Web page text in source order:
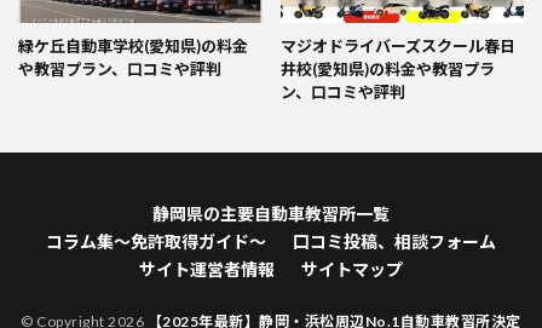
緑ケ丘自動車学校(愛知県)の料金
や教習プラン、口コミや評判
マジオドライバーズスクール春日
井校(愛知県)の料金や教習プラ
ン、口コミや評判
静岡県の主要自動車教習所一覧
コラム集～免許取得ガイド～
口コミ投稿、相談フォーム
サイト運営者情報
サイトマップ
© Copyright 2026 【2025年最新】静岡・浜松周辺No.1自動車教習所決定